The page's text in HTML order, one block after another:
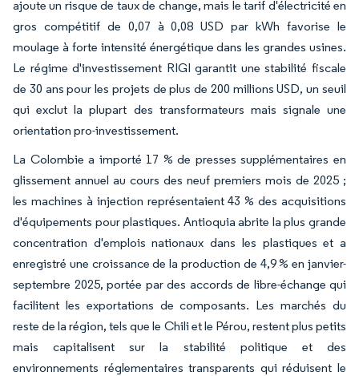
ajoute un risque de taux de change, mais le tarif d'électricité en
gros compétitif de 0,07 à 0,08 USD par kWh favorise le
moulage à forte intensité énergétique dans les grandes usines.
Le régime d'investissement RIGI garantit une stabilité fiscale
de 30 ans pour les projets de plus de 200 millions USD, un seuil
qui exclut la plupart des transformateurs mais signale une
orientation pro-investissement.
La Colombie a importé 17 % de presses supplémentaires en
glissement annuel au cours des neuf premiers mois de 2025 ;
les machines à injection représentaient 43 % des acquisitions
d'équipements pour plastiques. Antioquia abrite la plus grande
concentration d'emplois nationaux dans les plastiques et a
enregistré une croissance de la production de 4,9 % en janvier-
septembre 2025, portée par des accords de libre-échange qui
facilitent les exportations de composants. Les marchés du
reste de la région, tels que le Chili et le Pérou, restent plus petits
mais capitalisent sur la stabilité politique et des
environnements réglementaires transparents qui réduisent le